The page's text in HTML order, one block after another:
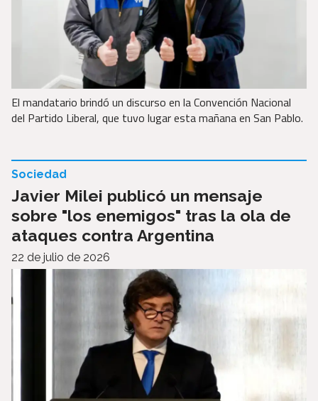
El mandatario brindó un discurso en la Convención Nacional
del Partido Liberal, que tuvo lugar esta mañana en San Pablo.
Javier Milei publicó un mensaje
sobre "los enemigos" tras la ola de
ataques contra Argentina
Sociedad
22 de julio de 2026